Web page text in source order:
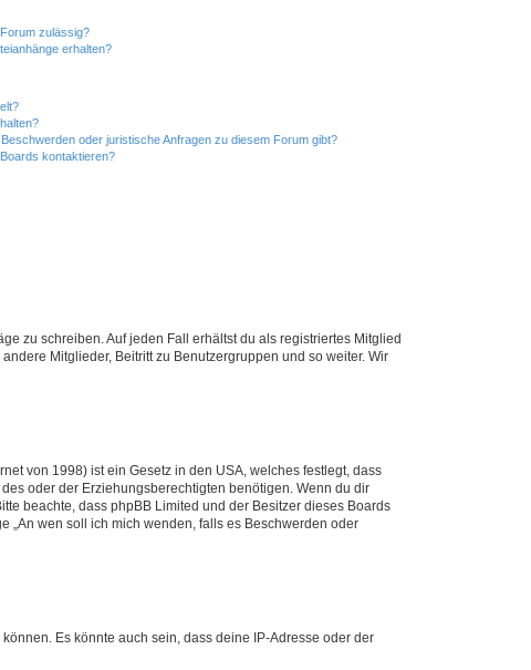
zulässig?
erhalten?
oder juristische Anfragen zu diesem Forum gibt?
kontaktieren?
zu schreiben. Auf jeden Fall erhältst du als registriertes Mitglied
Mitglieder, Beitritt zu Benutzergruppen und so weiter. Wir
von 1998) ist ein Gesetz in den USA, welches festlegt, dass
oder der Erziehungsberechtigten benötigen. Wenn du dir
beachte, dass phpBB Limited und der Besitzer dieses Boards
„An wen soll ich mich wenden, falls es Beschwerden oder
Es könnte auch sein, dass deine IP-Adresse oder der